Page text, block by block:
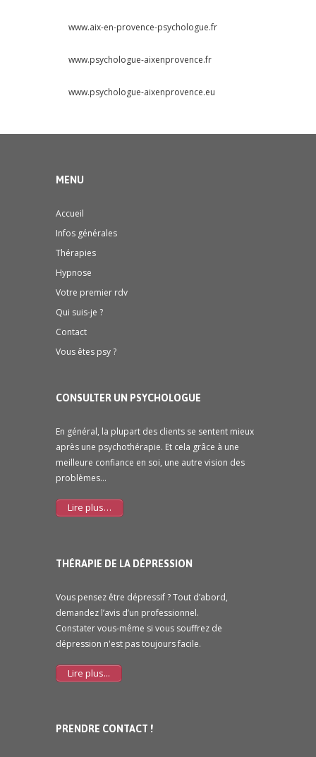
www.aix-en-provence-psychologue.fr
www.psychologue-aixenprovence.fr
www.psychologue-aixenprovence.eu
MENU
Accueil
Infos générales
Thérapies
Hypnose
Votre premier rdv
Qui suis-je ?
Contact
Vous êtes psy ?
CONSULTER UN PSYCHOLOGUE
En général, la plupart des clients se sentent mieux
après une psychothérapie. Et cela grâce à une
meilleure confiance en soi, une autre vision des
problèmes…
Lire plus…
THÉRAPIE DE LA DÉPRESSION
Vous pensez être dépressif ? Tout d’abord,
demandez l’avis d’un professionnel.
Constater vous-même si vous souffrez de
dépression n'est pas toujours facile.
Lire plus...
PRENDRE CONTACT !